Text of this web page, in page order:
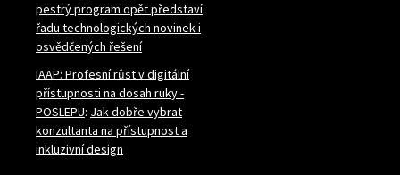
pestrý program opět představí
řadu technologických novinek i
osvědčených řešení
IAAP: Profesní růst v digitální
přístupnosti na dosah ruky -
POSLEPU: Jak dobře vybrat
konzultanta na přístupnost a
inkluzivní design